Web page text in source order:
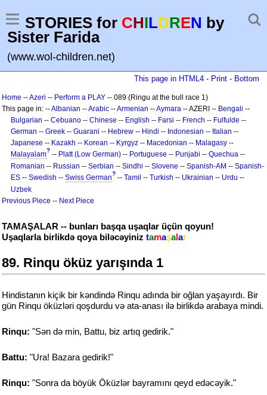
STORIES for CHILDREN by
Sister Farida
(www.wol-children.net)
This page in HTML4 - Print - Bottom
Home --Azeri -- Perform a PLAY -- 089 (Ringu at the bull race 1)
This page in: --Albanian --Arabic --Armenian --Aymara -- AZERI -- Bengali --
Bulgarian -- Cebuano -- Chinese -- English -- Farsi -- French -- Fulfulde --
German -- Greek -- Guarani -- Hebrew -- Hindi -- Indonesian -- Italian --
Japanese -- Kazakh -- Korean -- Kyrgyz -- Macedonian -- Malagasy --
Malayalam? -- Platt (Low German) -- Portuguese -- Punjabi -- Quechua --
Romanian -- Russian -- Serbian -- Sindhi -- Slovene -- Spanish-AM -- Spanish-
ES -- Swedish -- Swiss German? -- Tamil -- Turkish -- Ukrainian -- Urdu --
Uzbek
Previous Piece -- Next Piece
TAMAŞALAR -- bunları başqa uşaqlar üçün qoyun!
Uşaqlarla birlikdə qoya biləcəyiniz tamaşalar
89. Rinqu öküz yarışında 1
Hindistanın kiçik bir kəndində Rinqu adında bir oğlan yaşayırdı. Bir
gün Rinqu öküzləri qoşdurdu və ata-anası ilə birlikdə arabaya mindi.
Rinqu: "Sən də min, Battu, biz artıq gedirik."
Battu: "Ura! Bazara gedirik!"
Rinqu: "Sonra da böyük Öküzlər bayramını qeyd edəcəyik."